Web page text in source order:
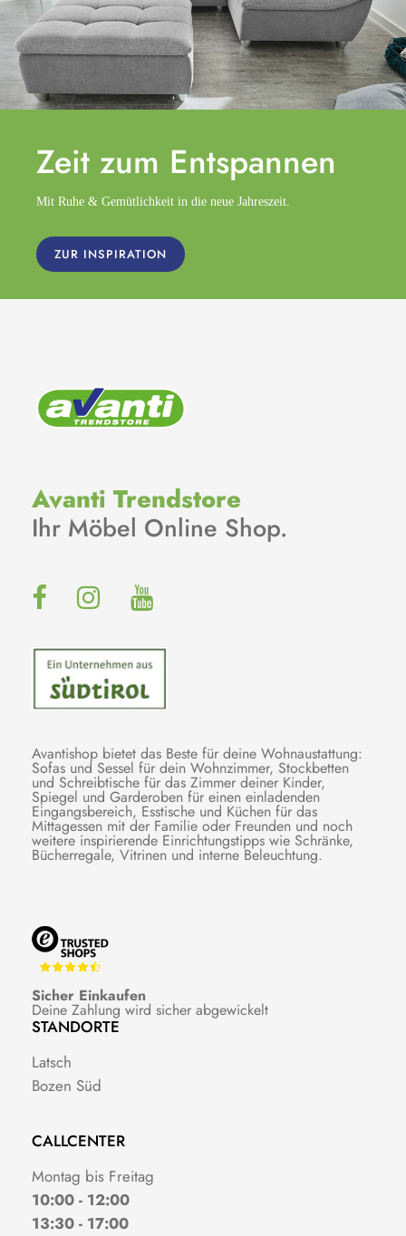
Zeit zum Entspannen
Mit Ruhe & Gemütlichkeit in die neue Jahreszeit.
ZUR INSPIRATION
Avanti Trendstore
Ihr Möbel Online Shop.
Avantishop bietet das Beste für deine Wohnaustattung:
Sofas und Sessel für dein Wohnzimmer, Stockbetten
und Schreibtische für das Zimmer deiner Kinder,
Spiegel und Garderoben für einen einladenden
Eingangsbereich, Esstische und Küchen für das
Mittagessen mit der Familie oder Freunden und noch
weitere inspirierende Einrichtungstipps wie Schränke,
Bücherregale, Vitrinen und interne Beleuchtung.
Sicher Einkaufen
Deine Zahlung wird sicher abgewickelt
STANDORTE
Latsch
Bozen Süd
CALLCENTER
Montag bis Freitag
10:00 - 12:00
13:30 - 17:00